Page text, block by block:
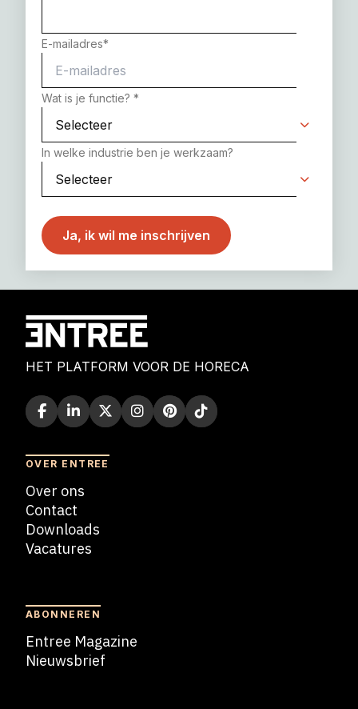
E-mailadres*
Wat is je functie? *
In welke industrie ben je werkzaam?
HET PLATFORM VOOR DE HORECA
OVER ENTREE
Over ons
Contact
Downloads
Vacatures
ABONNEREN
Entree Magazine
Nieuwsbrief